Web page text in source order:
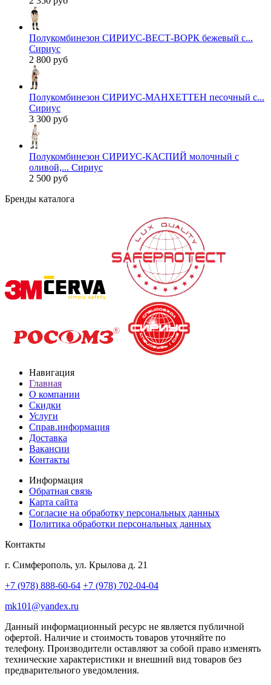
Полукомбинезон СИРИУС-ВЕСТ-ВОРК бежевый с...
Сириус
2 800 руб
Полукомбинезон СИРИУС-МАНХЕТТЕН песочный с...
Сириус
3 300 руб
Полукомбинезон СИРИУС-КАСПИЙ молочный с
оливой,... Сириус
2 500 руб
Бренды каталога
Навигация
Главная
О компании
Скидки
Услуги
Справ.информация
Доставка
Вакансии
Контакты
Информация
Обратная связь
Карта сайта
Согласие на обработку персональных данных
Политика обработки персональных данных
Контакты
г. Симферополь, ул. Крылова д. 21
+7 (978) 888-60-64 +7 (978) 702-04-04
mk101@yandex.ru
Данный информационный ресурс не является публичной
офертой. Наличие и стоимость товаров уточняйте по
телефону. Производители оставляют за собой право изменять
технические характеристики и внешний вид товаров без
предварительного уведомления.